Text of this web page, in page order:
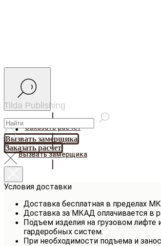
Вызвать замерщика
Заказать расчет
Tilda Publishing
Заказать расчет
Вызвать замерщика
Условия доставки
Доставка бесплатная в пределах
Доставка за МКАД оплачивается в
Подъем изделия на грузовом лифте
гардеробных систем.
При необходимости подъема и